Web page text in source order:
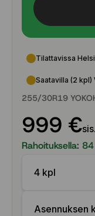
tasoittaa
Kevyempi
ja
Tilattavissa
Saatavilla (2 kpl)
255/30R19
999 €
Rahoituksella: 84
4 kpl
Asennuksen